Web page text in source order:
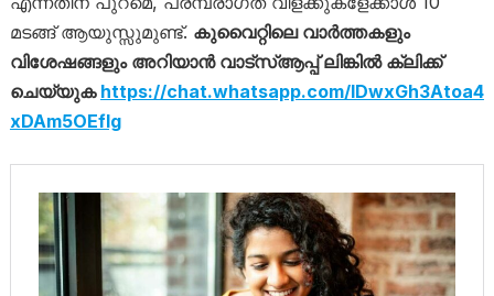
മടങ്ങ് ആയുസ്സുമുണ്ട്. കുവൈറ്റിലെ വാര്‍ത്തകളും
വിശേഷങ്ങളും അറിയാന്‍ വാട്‌സ്ആപ്പ് ലിങ്കില്‍ ക്ലിക്ക്
ചെയ്യുക https://chat.whatsapp.com/IDwxGh3Atoa4
xDAm5OEfIg